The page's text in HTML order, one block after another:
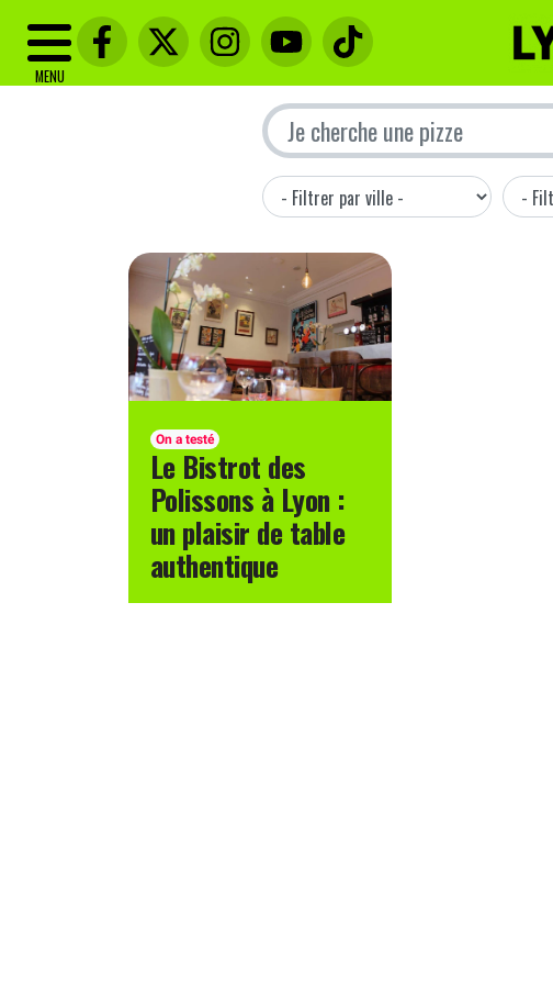
MENU
On a testé
Le Bistrot des
Polissons à Lyon :
un plaisir de table
authentique